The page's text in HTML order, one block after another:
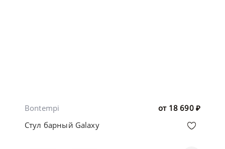
от 18 690 ₽
Bontempi
Стул барный Galaxy